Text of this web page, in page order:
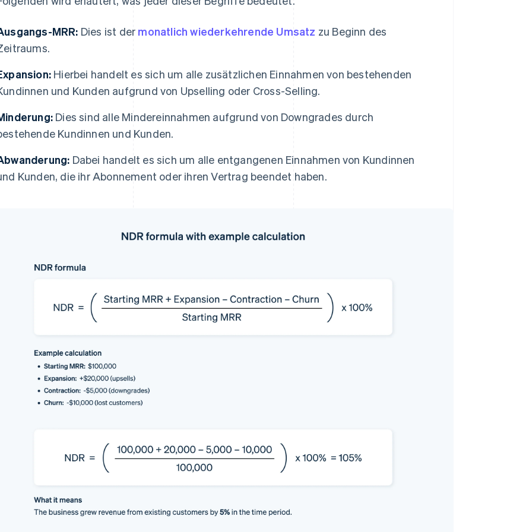
MRR: Dies ist der monatlich wiederkehrende Umsatz zu Beginn des
Hierbei handelt es sich um alle zusätzlichen Einnahmen von bestehenden
und Kunden aufgrund von Upselling oder Cross-Selling.
Dies sind alle Mindereinnahmen aufgrund von Downgrades durch
Kundinnen und Kunden.
Dabei handelt es sich um alle entgangenen Einnahmen von Kundinnen
Kunden, die ihr Abonnement oder ihren Vertrag beendet haben.